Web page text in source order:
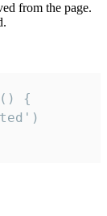
from the page.
{